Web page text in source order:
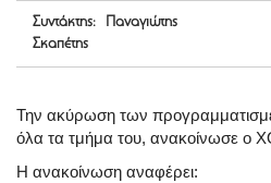
Συντάκτης: Παναγιώτης
Σκαπέτης
Την ακύρωση των
όλα τα τμήμα του, ανακοίνωσε ο
Η ανακοίνωση αναφέρει: